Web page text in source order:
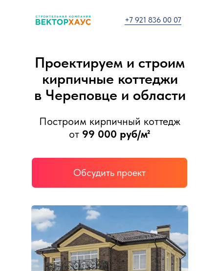
Проектируем и строим
кирпичные коттеджи
в Череповце и области
Построим кирпичный коттедж
от 99 000 руб/м²
Обсудить проект
+7 921 836 00 07